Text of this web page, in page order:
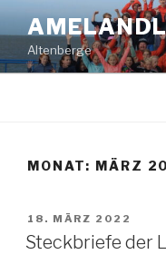
Inhalt
springenAltenberge
MONAT: MÄRZ
VERÖFFENTLICHT
AM
18. MÄRZ 2022
Steckbriefe der